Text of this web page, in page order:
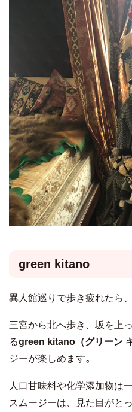
green kitano
異人館巡りで歩き疲れたら
三宮から北へ歩き、坂を上
るgreen kitano（グリーン
ジーが楽しめます。
人口甘味料や化学添加物は
スムージーは、見た目がと